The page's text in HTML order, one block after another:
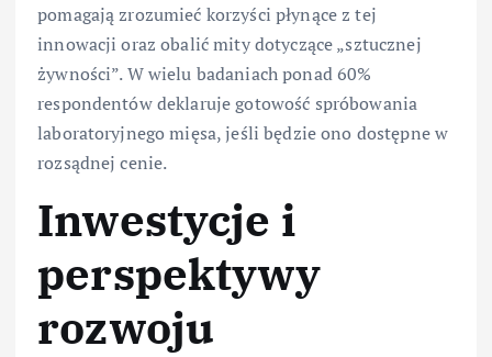
pomagają zrozumieć korzyści płynące z tej
innowacji oraz obalić mity dotyczące „sztucznej
żywności”. W wielu badaniach ponad 60%
respondentów deklaruje gotowość spróbowania
laboratoryjnego mięsa, jeśli będzie ono dostępne w
rozsądnej cenie.
Inwestycje i
perspektywy
rozwoju